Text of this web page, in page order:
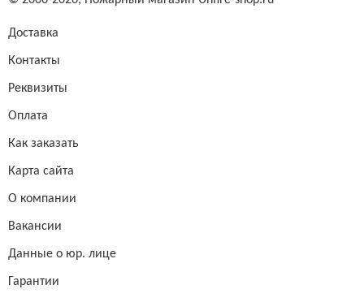
Доставка
Контакты
Реквизиты
Оплата
Как заказать
Карта сайта
О компании
Вакансии
Данные о юр. лице
Гарантии